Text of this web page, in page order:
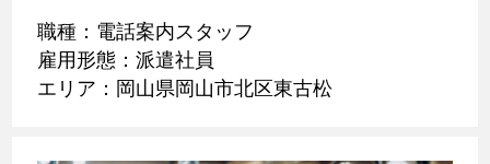
職種：電話案内スタッフ
雇用形態：派遣社員
エリア：岡山県岡山市北区東古松